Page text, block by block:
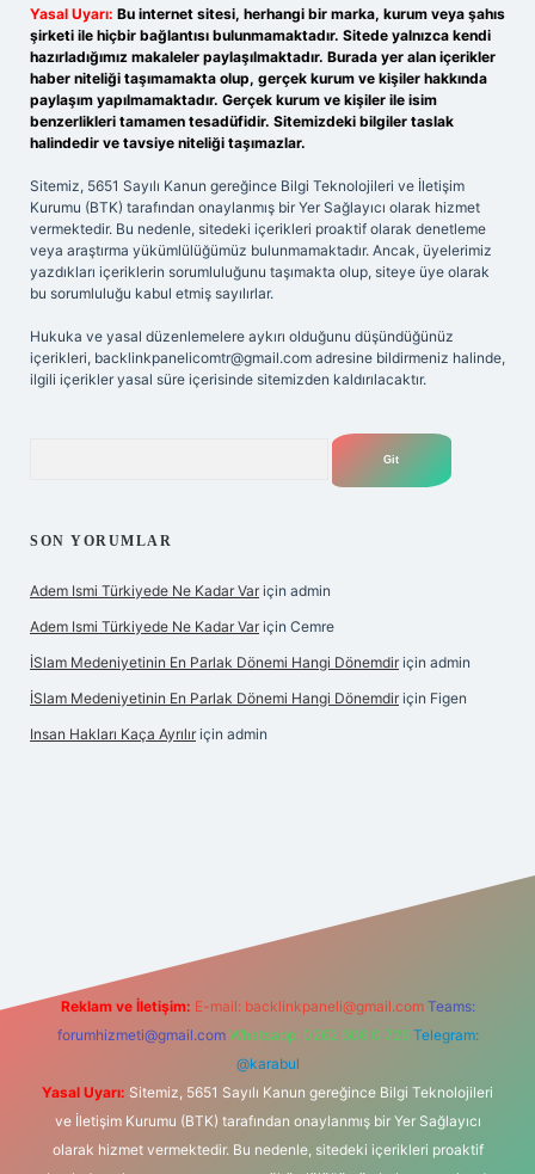
Yasal Uyarı: Bu internet sitesi, herhangi bir marka, kurum veya şahıs
şirketi ile hiçbir bağlantısı bulunmamaktadır. Sitede yalnızca kendi
hazırladığımız makaleler paylaşılmaktadır. Burada yer alan içerikler
haber niteliği taşımamakta olup, gerçek kurum ve kişiler hakkında
paylaşım yapılmamaktadır. Gerçek kurum ve kişiler ile isim
benzerlikleri tamamen tesadüfidir. Sitemizdeki bilgiler taslak
halindedir ve tavsiye niteliği taşımazlar.
Sitemiz, 5651 Sayılı Kanun gereğince Bilgi Teknolojileri ve İletişim
Kurumu (BTK) tarafından onaylanmış bir Yer Sağlayıcı olarak hizmet
vermektedir. Bu nedenle, sitedeki içerikleri proaktif olarak denetleme
veya araştırma yükümlülüğümüz bulunmamaktadır. Ancak, üyelerimiz
yazdıkları içeriklerin sorumluluğunu taşımakta olup, siteye üye olarak
bu sorumluluğu kabul etmiş sayılırlar.
Hukuka ve yasal düzenlemelere aykırı olduğunu düşündüğünüz
içerikleri, backlinkpanelicomtr@gmail.com adresine bildirmeniz halinde,
ilgili içerikler yasal süre içerisinde sitemizden kaldırılacaktır.
SON YORUMLAR
Adem Ismi Türkiyede Ne Kadar Var için admin
Adem Ismi Türkiyede Ne Kadar Var için Cemre
İSlam Medeniyetinin En Parlak Dönemi Hangi Dönemdir için admin
İSlam Medeniyetinin En Parlak Dönemi Hangi Dönemdir için Figen
Insan Hakları Kaça Ayrılır için admin
Reklam ve İletişim: E-mail: backlinkpaneli@gmail.com Teams:
forumhizmeti@gmail.com Whatsapp: 0262 606 0 726 Telegram:
@karabul
Yasal Uyarı: Sitemiz, 5651 Sayılı Kanun gereğince Bilgi Teknolojileri
ve İletişim Kurumu (BTK) tarafından onaylanmış bir Yer Sağlayıcı
olarak hizmet vermektedir. Bu nedenle, sitedeki içerikleri proaktif